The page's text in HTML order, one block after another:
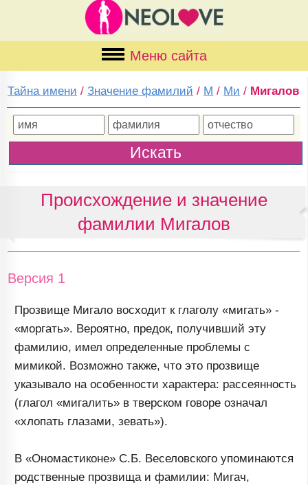
Меню сайта
Тайна имени /Значение фамилий / М / Ми / Мигалов
Происхождение и значение
фамилии Мигалов
Версия 1
Прозвище Мигало восходит к глаголу «мигать» -
«моргать». Вероятно, предок, получивший эту
фамилию, имел определенные проблемы с
мимикой. Возможно также, что это прозвище
указывало на особенности характера: рассеянность
(глагол «мигалить» в тверском говоре означал
«хлопать глазами, зевать»).
В «Ономастиконе» С.Б. Веселовского упоминаются
родственные прозвища и фамилии: Мигач,